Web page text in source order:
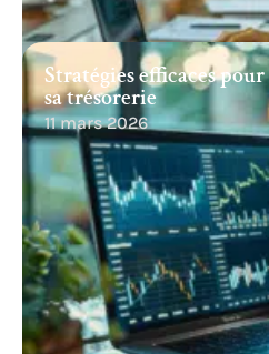
Stratégies efficaces
sa trésorerie
11 mars 2026